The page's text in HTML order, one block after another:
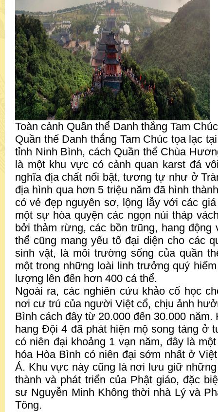
Toàn cảnh Quần thể Danh thắng Tam
Quần thể Danh thắng Tam Chúc tọa lạc
tỉnh Ninh Bình, cách Quần thể Chùa
là một khu vực có cảnh quan karst đá
nghĩa địa chất nổi bật, tương tự như ở
địa hình qua hơn 5 triệu năm đã hình
có vẻ đẹp nguyên sơ, lộng lẫy với các
một sự hòa quyện các ngọn núi tháp
bởi thảm rừng, các bồn trũng, hang động
thể cũng mang yếu tố đại diện cho các
sinh vật, là môi trường sống của quần
một trong những loài linh trưởng quý
lượng lên đến hơn 400 cá thể.
Ngoài ra, các nghiên cứu khảo cổ học
nơi cư trú của người Việt cổ, chịu ảnh
Bình cách đây từ 20.000 đến 30.000 năm.
hang Đội 4 đã phát hiện mộ song táng ở
có niên đại khoảng 1 vạn năm, đây là
hóa Hòa Bình có niên đại sớm nhất ở
Á. Khu vực này cũng là nơi lưu giữ
thành và phát triển của Phật giáo, đặc
sư Nguyễn Minh Không thời nhà Lý và
Tông.